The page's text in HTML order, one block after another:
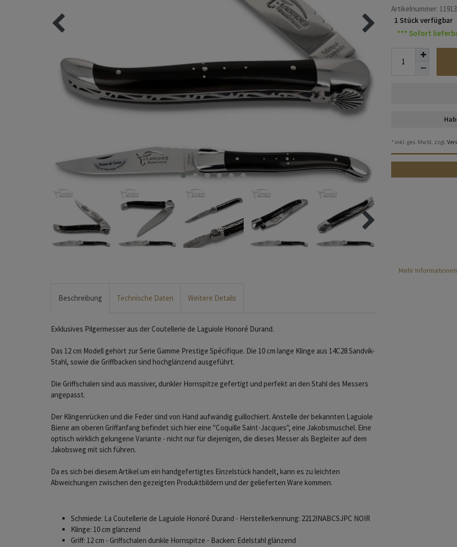
Artikelnummer:
1 Stück verfügbar
*** Sofort
* inkl. ges. MwSt. zzgl.
Beschreibung Technische Daten Weitere Details
Exklusives Pilgermesser aus der Coutellerie de Laguiole Honoré Durand.
Das 12 cm Modell gehört zur Serie Gamme Prestige Spécifique. Die 10 cm lange Klinge aus 14C28 Sandvik-
Stahl, sowie die Griffbacken sind hochglänzend ausgeführt.
Die Griffschalen sind aus massiver, dunkler Hornspitze gefertigt und perfekt an den Stahl des Messers
angepasst.
Der Klingenrücken und die Feder sind von Hand aufwändig guillochiert. Anstelle der bekannten Laguiole
Biene am oberen Griffanfang befindet sich hier eine "Coquille Saint-Jacques", eine Jakobsmuschel. Eine
optisch wirklich gelungene Variante - nicht nur für diejenigen, die dieses Messer als Begleiter auf dem
Jakobsweg mit sich führen.
Da es sich bei diesem Artikel um ein handgefertigtes Einzelstück handelt, kann es zu leichten
Abweichungen zwischen den gezeigten Produktbildern und der gelieferten Ware kommen.
Schmiede: La Coutellerie de Laguiole Honoré Durand - Herstellerkennung: 2212INABCSJPC NOIR
Klinge: 10 cm glänzend
Griff: 12 cm - Griffschalen dunkle Hornspitze - Backen: Edelstahl glänzend
Mehr